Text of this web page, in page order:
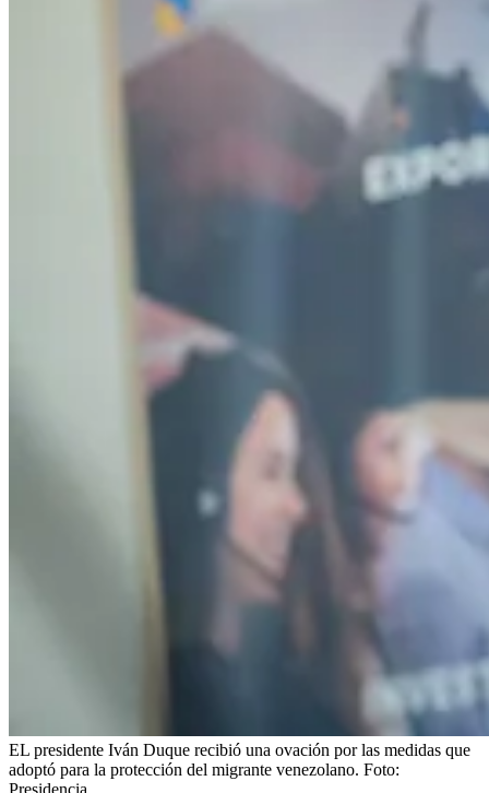
EL presidente Iván Duque recibió una ovación por las medidas que
adoptó para la protección del migrante venezolano. Foto:
Presidencia